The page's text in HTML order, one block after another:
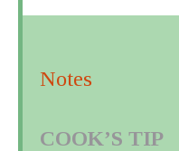
Notes
COOK’S TIP